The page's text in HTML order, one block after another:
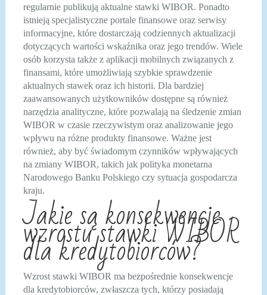
regularnie publikują aktualne stawki WIBOR. Ponadto
istnieją specjalistyczne portale finansowe oraz serwisy
informacyjne, które dostarczają codziennych aktualizacji
dotyczących wartości wskaźnika oraz jego trendów. Wiele
osób korzysta także z aplikacji mobilnych związanych z
finansami, które umożliwiają szybkie sprawdzenie
aktualnych stawek oraz ich historii. Dla bardziej
zaawansowanych użytkowników dostępne są również
narzędzia analityczne, które pozwalają na śledzenie zmian
WIBOR w czasie rzeczywistym oraz analizowanie jego
wpływu na różne produkty finansowe. Ważne jest
również, aby być świadomym czynników wpływających
na zmiany WIBOR, takich jak polityka monetarna
Narodowego Banku Polskiego czy sytuacja gospodarcza
kraju.
Jakie są konsekwencje
wzrostu stawki WIBOR
dla kredytobiorców?
Wzrost stawki WIBOR ma bezpośrednie konsekwencje
dla kredytobiorców, zwłaszcza tych, którzy posiadają